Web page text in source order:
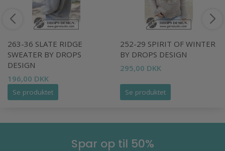
263-36 SLATE RIDGE
SWEATER BY DROPS
DESIGN
196,00 DKK
Se produktet
252-29 SPIRIT OF WINTER
BY DROPS DESIGN
295,00 DKK
Se produktet
Spar op til 50%